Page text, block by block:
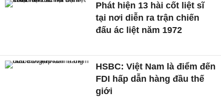
Phát hiện 13 hài cốt liệt sĩ
tại nơi diễn ra trận chiến
đấu ác liệt năm 1972
HSBC: Việt Nam là điểm đến
FDI hấp dẫn hàng đầu thế
giới